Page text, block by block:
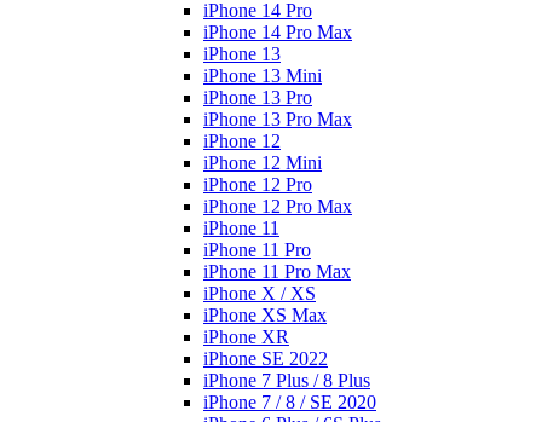
iPhone 14 Pro
iPhone 14 Pro Max
iPhone 13
iPhone 13 Mini
iPhone 13 Pro
iPhone 13 Pro Max
iPhone 12
iPhone 12 Mini
iPhone 12 Pro
iPhone 12 Pro Max
iPhone 11
iPhone 11 Pro
iPhone 11 Pro Max
iPhone X / XS
iPhone XS Max
iPhone XR
iPhone SE 2022
iPhone 7 Plus / 8 Plus
iPhone 7 / 8 / SE 2020